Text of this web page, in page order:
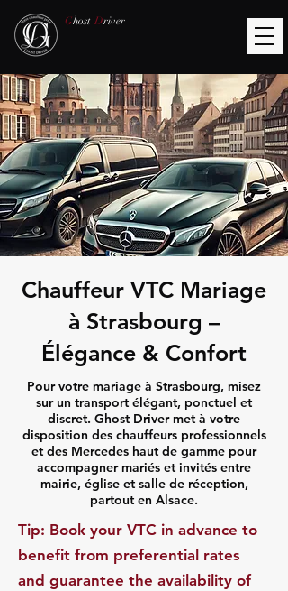
Ghost Driver
Chauffeur VTC Mariage
à Strasbourg –
Élégance & Confort
Pour votre mariage à Strasbourg, misez
sur un transport élégant, ponctuel et
discret. Ghost Driver met à votre
disposition des chauffeurs professionnels
et des Mercedes haut de gamme pour
accompagner mariés et invités entre
mairie, église et salle de réception,
partout en Alsace.
​Tip: Book your VTC in advance to
benefit from preferential rates
and guarantee the availability of